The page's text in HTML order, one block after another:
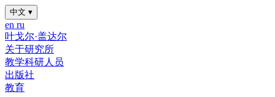
中文 ▾
en ru
叶戈尔·盖达尔
关于研究所
教学科研人员
出版社
教育